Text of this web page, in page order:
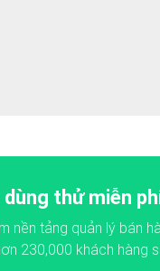
thử miễn
nền tảng quản lý bán
230,000 khách hàng